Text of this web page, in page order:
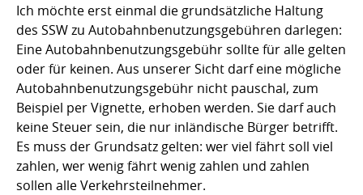
Ich möchte erst einmal die grundsätzliche Haltung
des SSW zu Autobahnbenutzungsgebühren darlegen:
Eine Autobahnbenutzungsgebühr sollte für alle gelten
oder für keinen. Aus unserer Sicht darf eine mögliche
Autobahnbenutzungsgebühr nicht pauschal, zum
Beispiel per Vignette, erhoben werden. Sie darf auch
keine Steuer sein, die nur inländische Bürger betrifft.
Es muss der Grundsatz gelten: wer viel fährt soll viel
zahlen, wer wenig fährt wenig zahlen und zahlen
sollen alle Verkehrsteilnehmer.